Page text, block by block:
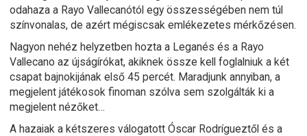
odahaza a Rayo Vallecanótól egy összességében nem túl
színvonalas, de azért mégiscsak emlékezetes mérkőzésen.
Nagyon nehéz helyzetben hozta a Leganés és a Rayo
Vallecano az újságírókat, akiknek össze kell foglalniuk a két
csapat bajnokijának első 45 percét. Maradjunk annyiban, a
megjelent játékosok finoman szólva sem szolgálták ki a
megjelent nézőket…
A hazaiak a kétszeres válogatott Óscar Rodrígueztől és a